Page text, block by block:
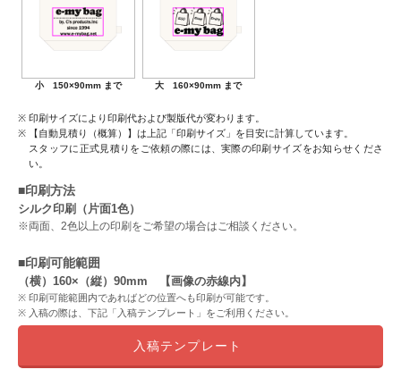
小 150×90mm まで 大 160×90mm まで
印刷サイズにより印刷代および製版代が変わります。
【自動見積り（概算）】は上記「印刷サイズ」を目安に計算しています。
スタッフに正式見積りをご依頼の際には、実際の印刷サイズをお知らせくださ
い。
■印刷方法
シルク印刷（片面1色）
※両面、2色以上の印刷をご希望の場合はご相談ください。
■印刷可能範囲
（横）160×（縦）90mm 【画像の赤線内】
印刷可能範囲内であればどの位置へも印刷が可能です。
入稿の際は、下記「入稿テンプレート」をご利用ください。
入稿テンプレート